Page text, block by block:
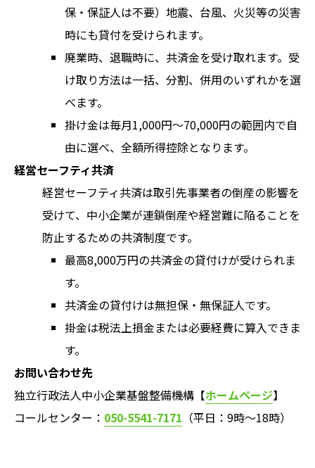
保・保証人は不要）地震、台風、火災等の災害
時にも貸付を受けられます。
廃業時、退職時に、共済金を受け取れます。受
け取り方法は一括、分割、併用のいずれかを選
べます。
掛け金は毎月1,000円～70,000円の範囲内で自
由に選べ、全額所得控除となります。
経営セーフティ共済
経営セーフティ共済は取引先事業者の倒産の影響を
受けて、中小企業が連鎖倒産や経営難に陥ることを
防止するための共済制度です。
最高8,000万円の共済金の貸付けが受けられま
す。
共済金の貸付けは無担保・無保証人です。
掛金は税法上損金または必要経費に算入できま
す。
お問い合わせ先
独立行政法人中小企業基盤整備機構【ホームページ】
コールセンター： 050-5541-7171 （平日：9時～18時）